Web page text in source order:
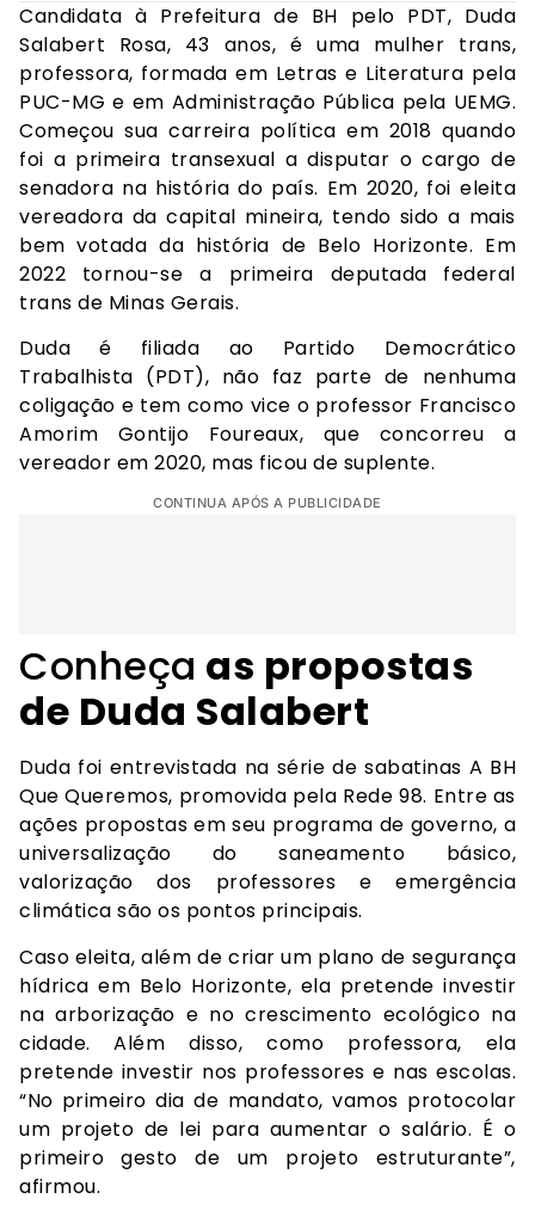
Candidata à Prefeitura de BH pelo PDT, Duda
Salabert Rosa, 43 anos, é uma mulher trans,
professora, formada em Letras e Literatura pela
PUC-MG e em Administração Pública pela UEMG.
Começou sua carreira política em 2018 quando
foi a primeira transexual a disputar o cargo de
senadora na história do país. Em 2020, foi eleita
vereadora da capital mineira, tendo sido a mais
bem votada da história de Belo Horizonte. Em
2022 tornou-se a primeira deputada federal
trans de Minas Gerais.
Duda é filiada ao Partido Democrático
Trabalhista (PDT), não faz parte de nenhuma
coligação e tem como vice o professor Francisco
Amorim Gontijo Foureaux, que concorreu a
vereador em 2020, mas ficou de suplente.
CONTINUA APÓS A PUBLICIDADE
Conheça as propostas
de Duda Salabert
Duda foi entrevistada na série de sabatinas A BH
Que Queremos, promovida pela Rede 98. Entre as
ações propostas em seu programa de governo, a
universalização do saneamento básico,
valorização dos professores e emergência
climática são os pontos principais.
Caso eleita, além de criar um plano de segurança
hídrica em Belo Horizonte, ela pretende investir
na arborização e no crescimento ecológico na
cidade. Além disso, como professora, ela
pretende investir nos professores e nas escolas.
“No primeiro dia de mandato, vamos protocolar
um projeto de lei para aumentar o salário. É o
primeiro gesto de um projeto estruturante”,
afirmou.